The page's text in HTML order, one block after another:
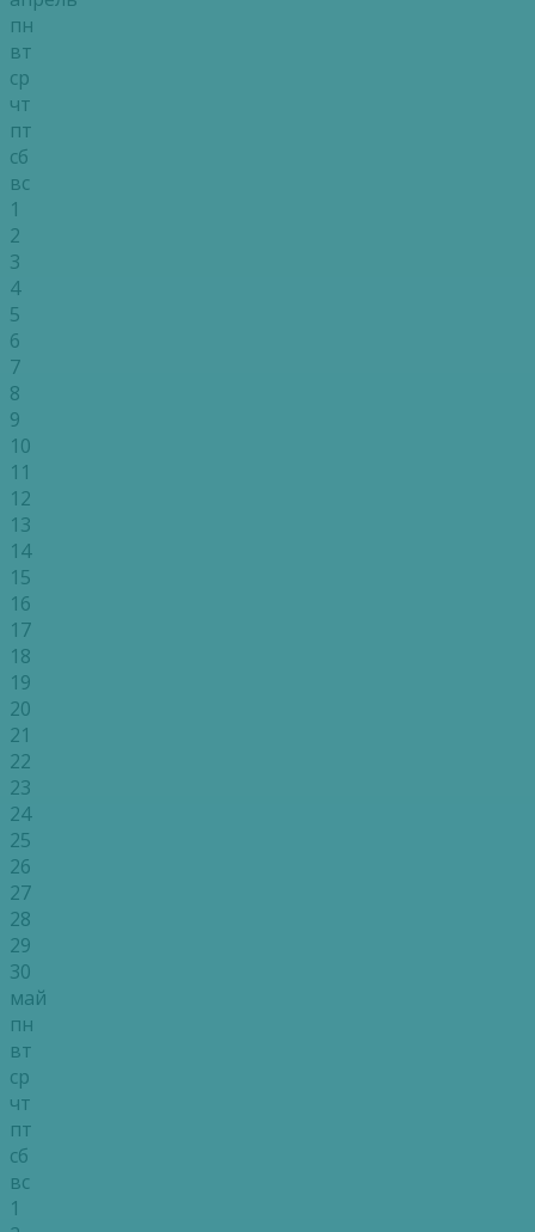
пн
вт
ср
чт
пт
сб
вс
1
2
3
4
5
6
7
8
9
10
11
12
13
14
15
16
17
18
19
20
21
22
23
24
25
26
27
28
29
30
май
пн
вт
ср
чт
пт
сб
вс
1